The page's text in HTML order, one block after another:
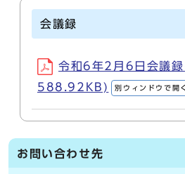
会議録
令和6年2月6日会議録
588.92KB)
別ウィンドウで開く
お問い合わせ先